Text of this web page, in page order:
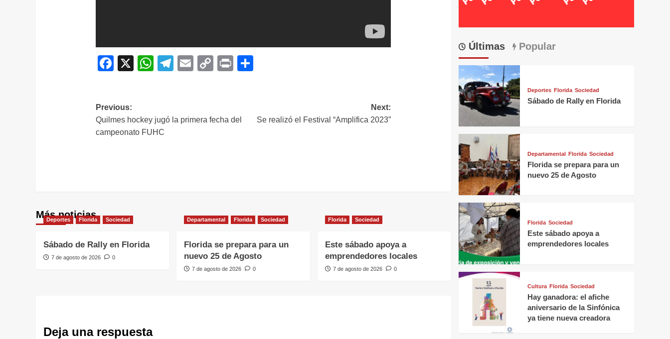
Facebook
X WhatsApp
Telegram
EmailCopyPrint
Navegación
de
entradas
Previous:
Quilmes hockey jugó la primera fecha del
campeonato FUHC
Next:
Se realizó el Festival “Amplifica 2023”
Más noticias
Deportes Florida Sociedad
Sábado de Rally en Florida
7 de agosto de 2026 0
Departamental Florida Sociedad
Florida se prepara para un
nuevo 25 de Agosto
7 de agosto de 2026 0
Florida Sociedad
Este sábado apoya a
emprendedores locales
7 de agosto de 2026 0
Deja una respuesta
Últimas Popular
Deportes Florida Sociedad
Sábado de Rally en Florida
Departamental Florida Sociedad
Florida se prepara para un
nuevo 25 de Agosto
Florida Sociedad
Este sábado apoya a
emprendedores locales
Cultura Florida Sociedad
Hay ganadora: el afiche
aniversario de la Sinfónica
ya tiene nueva creadora